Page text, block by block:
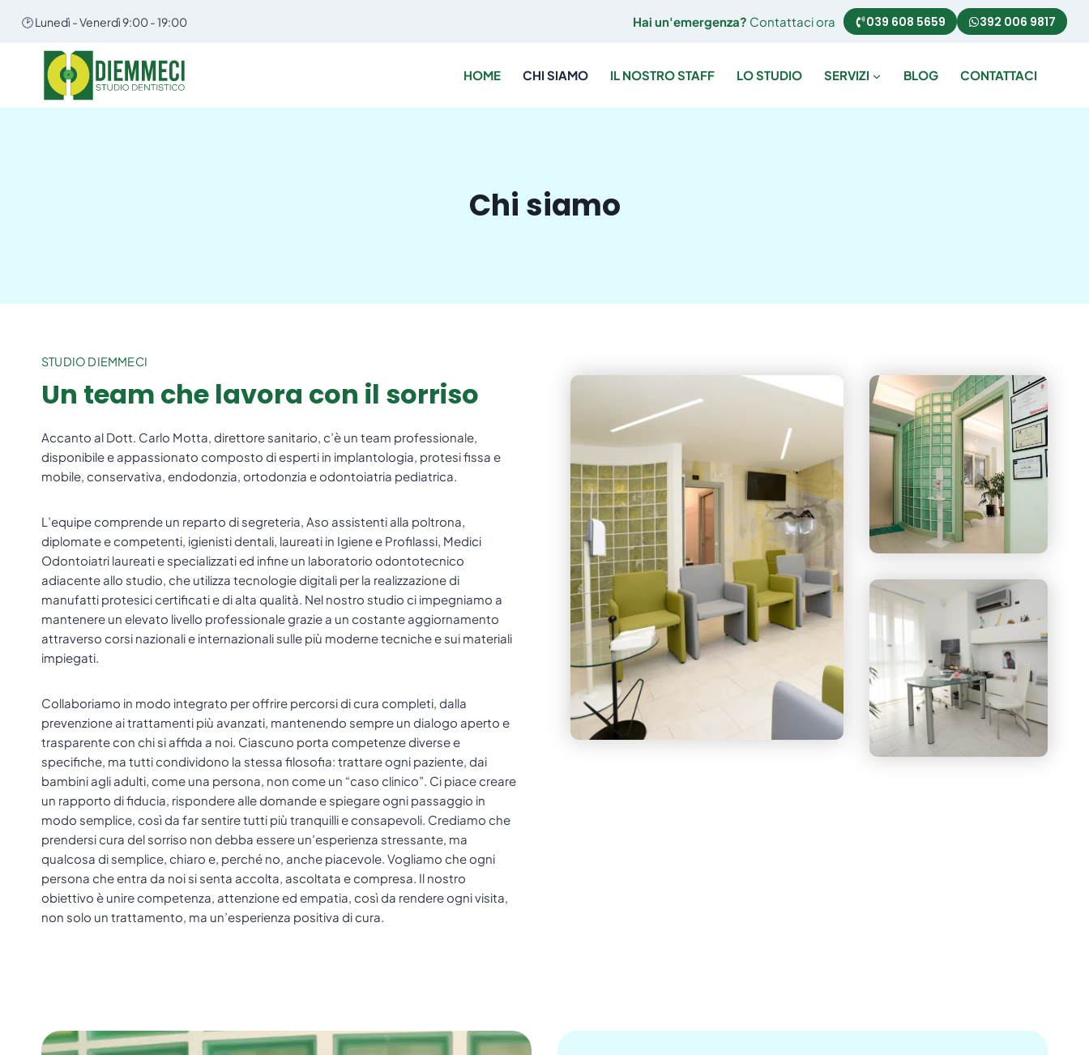
contenuto
🕑 Lunedì - Venerdì 9:00 - 19:00 Hai un'emergenza? Contattaci ora 039 608 5659 392 006 9817
HOME CHI SIAMO IL NOSTRO STAFF LO STUDIO SERVIZI BLOG CONTATTACI
Chi siamo
STUDIO DIEMMECI
Un team che lavora con il sorriso
Accanto al Dott. Carlo Motta, direttore sanitario, c’è un team professionale,
disponibile e appassionato composto di esperti in implantologia, protesi fissa e
mobile, conservativa, endodonzia, ortodonzia e odontoiatria pediatrica.
L’equipe comprende un reparto di segreteria, Aso assistenti alla poltrona,
diplomate e competenti, igienisti dentali, laureati in Igiene e Profilassi, Medici
Odontoiatri laureati e specializzati ed infine un laboratorio odontotecnico
adiacente allo studio, che utilizza tecnologie digitali per la realizzazione di
manufatti protesici certificati e di alta qualità. Nel nostro studio ci impegniamo a
mantenere un elevato livello professionale grazie a un costante aggiornamento
attraverso corsi nazionali e internazionali sulle più moderne tecniche e sui materiali
impiegati.
Collaboriamo in modo integrato per offrire percorsi di cura completi, dalla
prevenzione ai trattamenti più avanzati, mantenendo sempre un dialogo aperto e
trasparente con chi si affida a noi. Ciascuno porta competenze diverse e
specifiche, ma tutti condividono la stessa filosofia: trattare ogni paziente, dai
bambini agli adulti, come una persona, non come un “caso clinico”. Ci piace creare
un rapporto di fiducia, rispondere alle domande e spiegare ogni passaggio in
modo semplice, così da far sentire tutti più tranquilli e consapevoli. Crediamo che
prendersi cura del sorriso non debba essere un’esperienza stressante, ma
qualcosa di semplice, chiaro e, perché no, anche piacevole. Vogliamo che ogni
persona che entra da noi si senta accolta, ascoltata e compresa. Il nostro
obiettivo è unire competenza, attenzione ed empatia, così da rendere ogni visita,
non solo un trattamento, ma un’esperienza positiva di cura.